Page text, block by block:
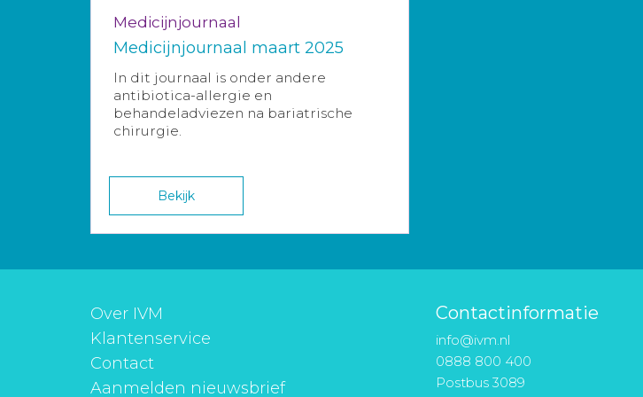
Medicijnjournaal
Medicijnjournaal maart 2025
In dit journaal is onder andere
antibiotica-allergie en
behandeladviezen na bariatrische
chirurgie.
Bekijk
Over IVM
Klantenservice
Contact
Aanmelden nieuwsbrief
Contactinformatie
info@ivm.nl
0888 800 400
Postbus 3089